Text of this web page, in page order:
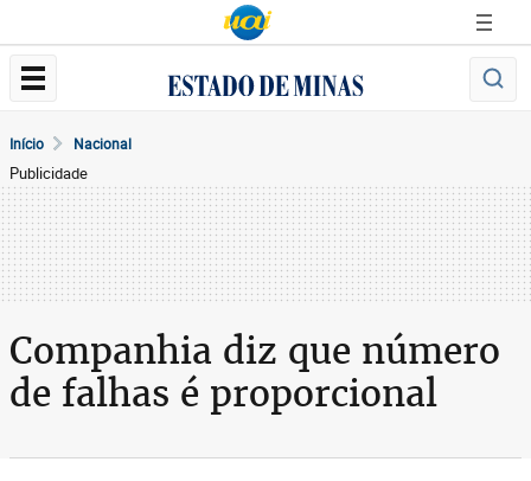
Início Nacional
Publicidade
Companhia diz que número
de falhas é proporcional